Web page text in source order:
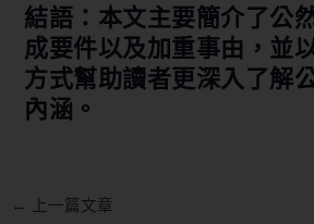
結語：本文主要簡介了公
成要件以及加重事由，並
方式幫助讀者更深入了解
內涵。
← 上一篇文章